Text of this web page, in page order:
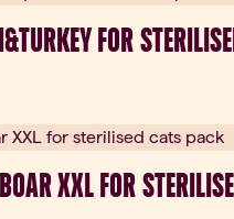
FOR
XXL FOR